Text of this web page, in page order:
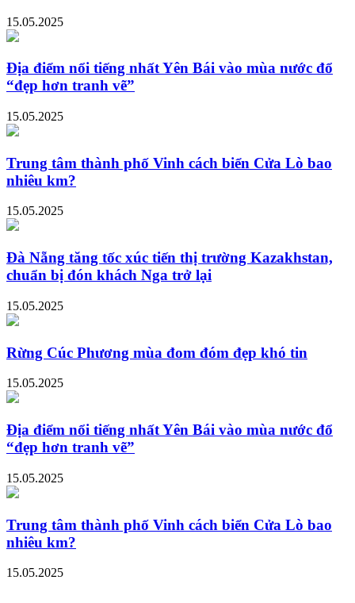
15.05.2025
Địa điểm nổi tiếng nhất Yên Bái vào mùa nước đổ
“đẹp hơn tranh vẽ”
15.05.2025
Trung tâm thành phố Vinh cách biển Cửa Lò bao
nhiêu km?
15.05.2025
Đà Nẵng tăng tốc xúc tiến thị trường Kazakhstan,
chuẩn bị đón khách Nga trở lại
15.05.2025
Rừng Cúc Phương mùa đom đóm đẹp khó tin
15.05.2025
Địa điểm nổi tiếng nhất Yên Bái vào mùa nước đổ
“đẹp hơn tranh vẽ”
15.05.2025
Trung tâm thành phố Vinh cách biển Cửa Lò bao
nhiêu km?
15.05.2025